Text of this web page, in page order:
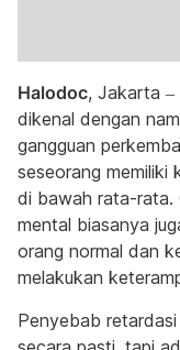
Halodoc, Jakarta –
dikenal dengan
gangguan
seseorang memiliki
di bawah rata-rata.
mental biasanya
orang normal dan
melakukan
Penyebab